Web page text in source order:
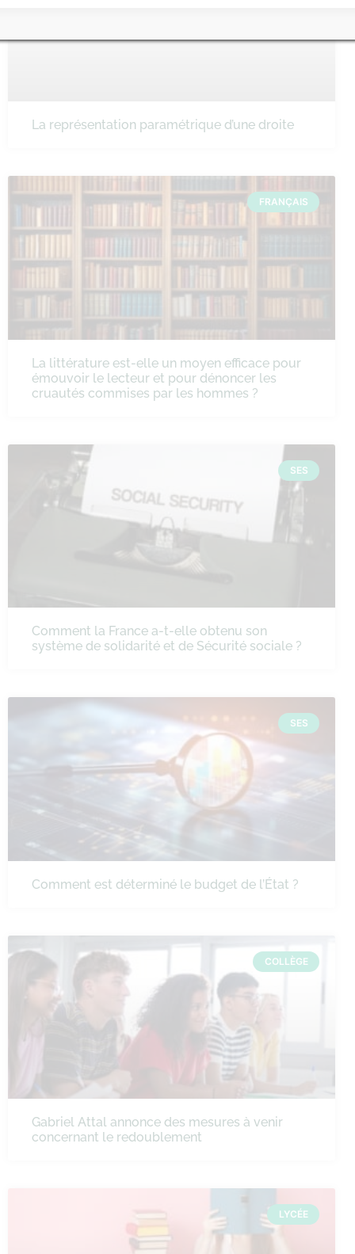
La représentation paramétrique d’une droite
FRANÇAIS
La littérature est-elle un moyen efficace pour
émouvoir le lecteur et pour dénoncer les
cruautés commises par les hommes ?
SES
Comment la France a-t-elle obtenu son
système de solidarité et de Sécurité sociale ?
SES
Comment est déterminé le budget de l’État ?
COLLÈGE
Gabriel Attal annonce des mesures à venir
concernant le redoublement
LYCÉE